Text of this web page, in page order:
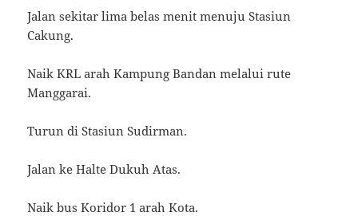
Jalan sekitar lima belas menit menuju Stasiun
Cakung.
Naik KRL arah Kampung Bandan melalui rute
Manggarai.
Turun di Stasiun Sudirman.
Jalan ke Halte Dukuh Atas.
Naik bus Koridor 1 arah Kota.